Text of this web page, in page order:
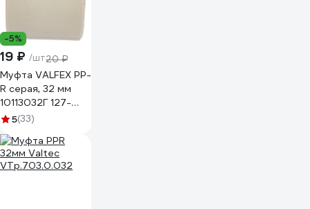
-5%
19 ₽ /шт20 ₽
Муфта VALFEX PP-
R серая, 32 мм
10113032Г 127-
0381
5(33)